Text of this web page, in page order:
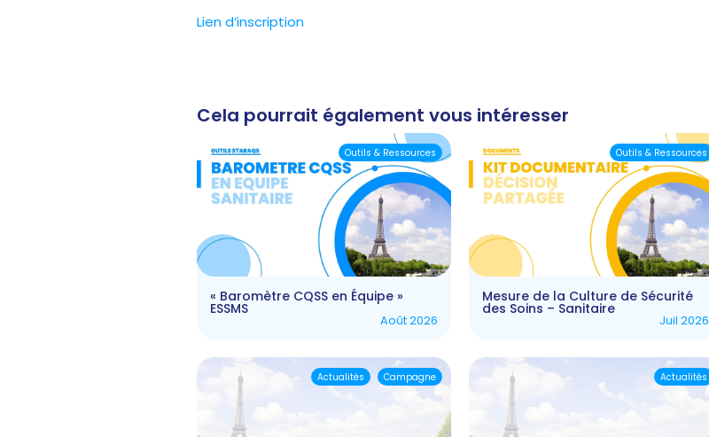
Lien d’inscription
Cela pourrait également vous intéresser
« Baromètre CQSS en Équipe »
ESSMS
Août 2026
Outils & Ressources
Mesure de la Culture de Sécurité
des Soins – Sanitaire
Juil 2026
Outils & Ressources
Actualités Campagne Actualités